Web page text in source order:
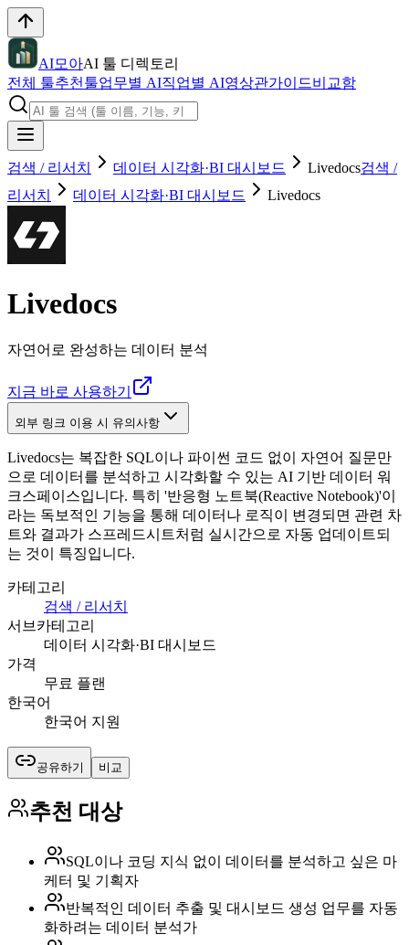
AI모아AI 툴 디렉토리
전체 툴추천툴업무별 AI직업별 AI영상관가이드비교함
검색 / 리서치 데이터 시각화·BI 대시보드 Livedocs검색 /
리서치
데이터 시각화·BI 대시보드 Livedocs
Livedocs
자연어로 완성하는 데이터 분석
지금 바로 사용하기
외부 링크 이용 시 유의사항
Livedocs는 복잡한 SQL이나 파이썬 코드 없이 자연어 질문만
으로 데이터를 분석하고 시각화할 수 있는 AI 기반 데이터 워
크스페이스입니다. 특히 '반응형 노트북(Reactive Notebook)'이
라는 독보적인 기능을 통해 데이터나 로직이 변경되면 관련 차
트와 결과가 스프레드시트처럼 실시간으로 자동 업데이트되
는 것이 특징입니다.
카테고리
검색 / 리서치
서브카테고리
데이터 시각화·BI 대시보드
가격
무료 플랜
한국어
한국어 지원
공유하기 비교
추천 대상
SQL이나 코딩 지식 없이 데이터를 분석하고 싶은 마
케터 및 기획자
반복적인 데이터 추출 및 대시보드 생성 업무를 자동
화하려는 데이터 분석가